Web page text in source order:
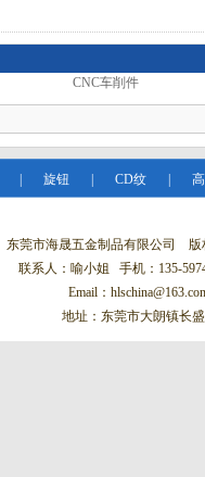
CNC车削件
旋钮 CD纹
东莞市海晟五金制品有限公司
联系人：喻小姐 手机：135-
Email：
地址：东莞市大朗镇长